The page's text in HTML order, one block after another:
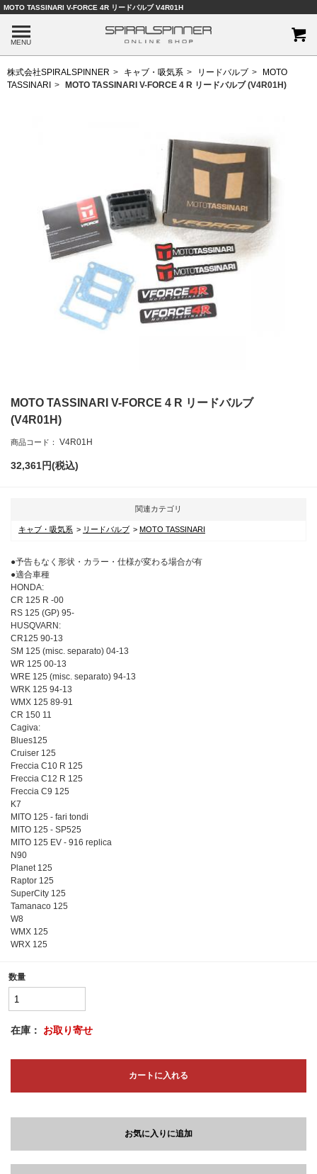
MOTO TASSINARI V-FORCE 4R リードバルブ V4R01H
MENU
株式会社SPIRALSPINNER キャブ・吸気系 リードバルブ
MOTO
TASSINARI
MOTO TASSINARI V-FORCE 4 R リードバルブ (V4R01H)
MOTO TASSINARI V-FORCE 4 R リードバルブ
(V4R01H)
商品コード： V4R01H
32,361円(税込)
関連カテゴリ
キャブ・吸気系 リードバルブ MOTO TASSINARI
●予告もなく形状・カラー・仕様が変わる場合が有
●適合車種
HONDA:
CR 125 R -00
RS 125 (GP) 95-
HUSQVARN:
CR125 90-13
SM 125 (misc. separato) 04-13
WR 125 00-13
WRE 125 (misc. separato) 94-13
WRK 125 94-13
WMX 125 89-91
CR 150 11
Cagiva:
Blues125
Cruiser 125
Freccia C10 R 125
Freccia C12 R 125
Freccia C9 125
K7
MITO 125 - fari tondi
MITO 125 - SP525
MITO 125 EV - 916 replica
N90
Planet 125
Raptor 125
SuperCity 125
Tamanaco 125
W8
WMX 125
WRX 125
数量
在庫： お取り寄せ
カートに入れる
お気に入りに追加